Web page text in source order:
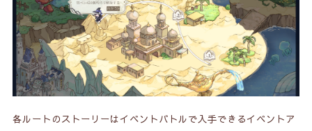
各ルートのストーリーはイベントバトルで入手できるイベントア